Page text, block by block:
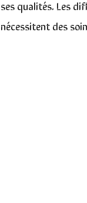
ses qualités. Les
nécessitent des